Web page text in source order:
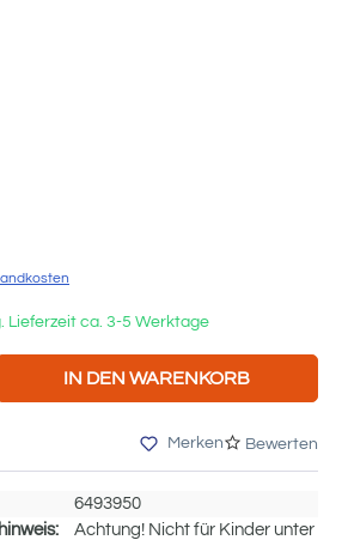
Lieferzeit ca. 3-5 Werktage
Gib den gewünschten
IN DEN WARENKORB
Merken Bewerten
6493950
Achtung! Nicht für Kinder unter